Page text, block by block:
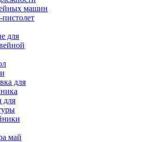
машин
для
для
для
май